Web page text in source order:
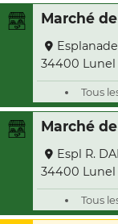
Marché
34400 Lunel
Tous
Marché
Espl R.
34400 Lunel
Tous